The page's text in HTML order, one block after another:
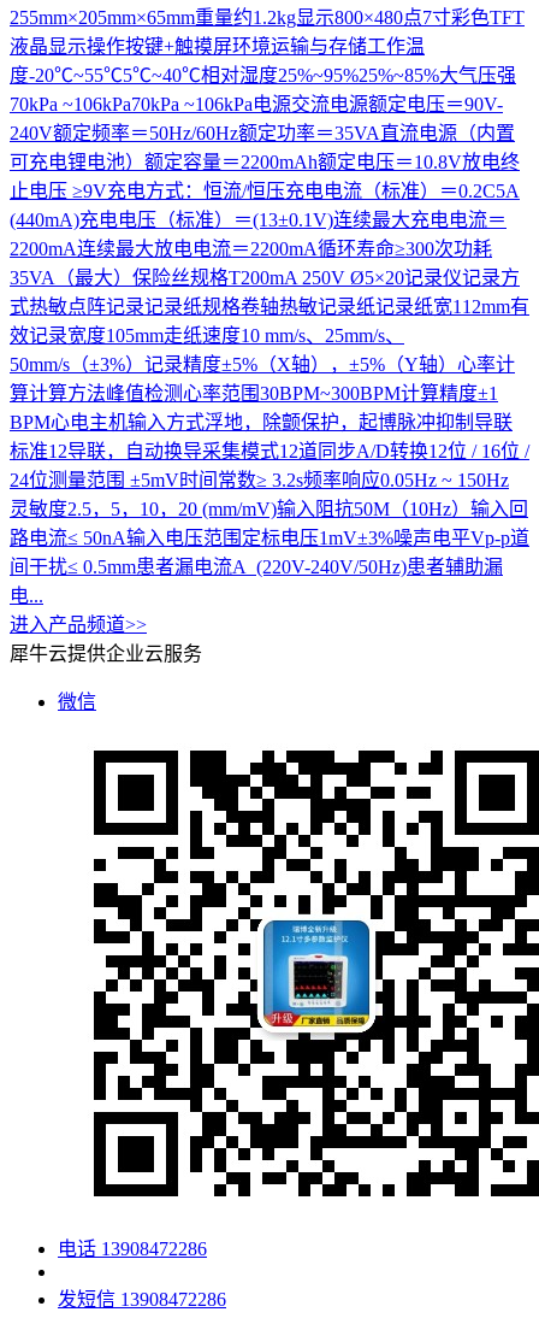
255mm×205mm×65mm重量约1.2kg显示800×480点7寸彩色TFT
液晶显示操作按键+触摸屏环境运输与存储工作温
度-20℃~55℃5℃~40℃相对湿度25%~95%25%~85%大气压强
70kPa ~106kPa70kPa ~106kPa电源交流电源额定电压＝90V-
240V额定频率＝50Hz/60Hz额定功率＝35VA直流电源（内置
可充电锂电池）额定容量＝2200mAh额定电压＝10.8V放电终
止电压 ≥9V充电方式：恒流/恒压充电电流（标准）＝0.2C5A
(440mA)充电电压（标准）＝(13±0.1V)连续最大充电电流＝
2200mA连续最大放电电流＝2200mA循环寿命≥300次功耗
35VA（最大）保险丝规格T200mA 250V Ø5×20记录仪记录方
式热敏点阵记录记录纸规格卷轴热敏记录纸记录纸宽112mm有
效记录宽度105mm走纸速度10 mm/s、25mm/s、
50mm/s（±3%）记录精度±5%（X轴），±5%（Y轴）心率计
算计算方法峰值检测心率范围30BPM~300BPM计算精度±1
BPM心电主机输入方式浮地，除颤保护，起博脉冲抑制导联
标准12导联，自动换导采集模式12道同步A/D转换12位 / 16位 /
24位测量范围 ±5mV时间常数≥ 3.2s频率响应0.05Hz ~ 150Hz
灵敏度2.5，5，10，20 (mm/mV)输入阻抗50M（10Hz）输入回
路电流≤ 50nA输入电压范围定标电压1mV±3%噪声电平Vp-p道
间干扰≤ 0.5mm患者漏电流A (220V-240V/50Hz)患者辅助漏
电...
进入产品频道>>
犀牛云提供企业云服务
微信
电话 13908472286
发短信 13908472286